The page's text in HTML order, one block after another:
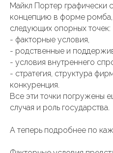
Майкл Портер
концепцию в форме ромба,
следующих опорных точек:
- факторные условия,
- родственные и
- условия внутреннего
- стратегия, структура
конкуренция.
Все эти точки погружены
случая и роль государства.
А теперь подробнее по